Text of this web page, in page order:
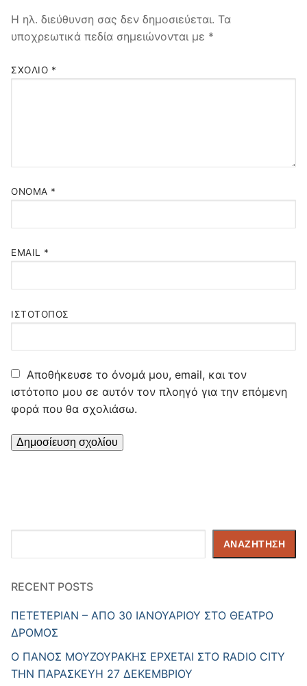
Η ηλ. διεύθυνση σας δεν δημοσιεύεται. Τα
υποχρεωτικά πεδία σημειώνονται με *
ΣΧΌΛΙΟ *
ΌΝΟΜΑ *
EMAIL *
ΙΣΤΌΤΟΠΟΣ
Αποθήκευσε το όνομά μου, email, και τον
ιστότοπο μου σε αυτόν τον πλοηγό για την επόμενη
φορά που θα σχολιάσω.
ΑΝΑΖΉΤΗΣΗ
RECENT POSTS
ΠΕΤΕΤΕΡΙΑΝ – ΑΠΟ 30 ΙΑΝΟΥΑΡΙΟΥ ΣΤΟ ΘΕΑΤΡΟ
ΔΡΟΜΟΣ
Ο ΠΑΝΟΣ ΜΟΥΖΟΥΡΑΚΗΣ ΕΡΧΕΤΑΙ ΣΤΟ RADIO CITY
ΤΗΝ ΠΑΡΑΣΚΕΥΗ 27 ΔΕΚΕΜΒΡΙΟΥ